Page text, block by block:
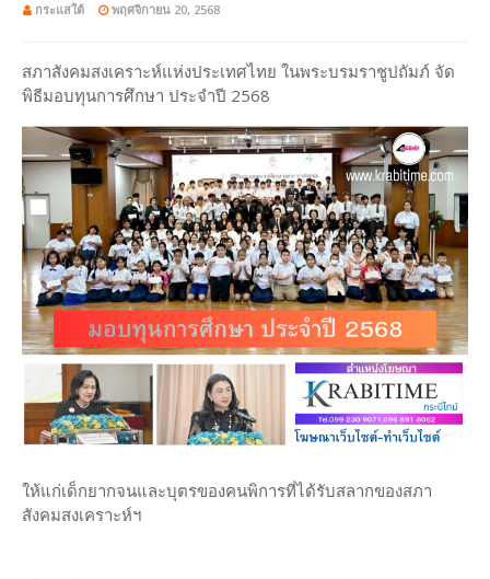
กระแสใต้ พฤศจิกายน 20, 2568
สภาสังคมสงเคราะห์แห่งประเทศไทย ในพระบรมราชูปถัมภ์ จัด
พิธีมอบทุนการศึกษา ประจำปี 2568
ให้แก่เด็กยากจนและบุตรของคนพิการที่ได้รับสลากของสภา
สังคมสงเคราะห์ฯ